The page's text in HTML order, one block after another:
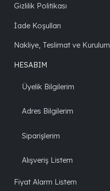
Gizlilik Politikası
İade Koşulları
Nakliye, Teslimat ve Kurulum
HESABIM
Üyelik Bilgilerim
Adres Bilgilerim
Siparişlerim
Alışveriş Listem
Fiyat Alarm Listem